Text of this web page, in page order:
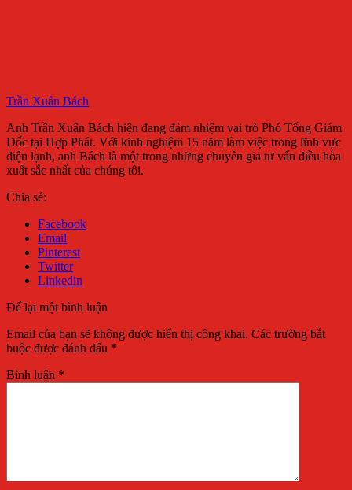
Trần Xuân Bách
Anh Trần Xuân Bách hiện đang đảm nhiệm vai trò Phó Tổng Giám
Đốc tại Hợp Phát. Với kinh nghiệm 15 năm làm việc trong lĩnh vực
điện lạnh, anh Bách là một trong những chuyên gia tư vấn điều hòa
xuất sắc nhất của chúng tôi.
Chia sẻ:
Facebook
Email
Pinterest
Twitter
Linkedin
Để lại một bình luận
Email của bạn sẽ không được hiển thị công khai. Các trường bắt
buộc được đánh dấu *
Bình luận *